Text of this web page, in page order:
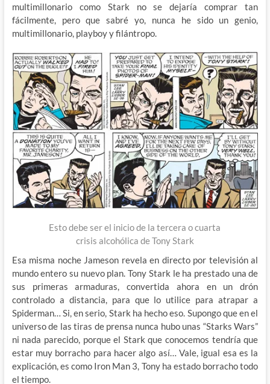
multimillonario como Stark no se dejaría comprar tan
fácilmente, pero que sabré yo, nunca he sido un genio,
multimillonario, playboy y filántropo.
Esto debe ser el inicio de la tercera o cuarta
crisis alcohólica de Tony Stark
Esa misma noche Jameson revela en directo por televisión al
mundo entero su nuevo plan. Tony Stark le ha prestado una de
sus primeras armaduras, convertida ahora en un drón
controlado a distancia, para que lo utilice para atrapar a
Spiderman… Si, en serio, Stark ha hecho eso. Supongo que en el
universo de las tiras de prensa nunca hubo unas “Starks Wars”
ni nada parecido, porque el Stark que conocemos tendría que
estar muy borracho para hacer algo así… Vale, igual esa es la
explicación, es como Iron Man 3, Tony ha estado borracho todo
el tiempo.